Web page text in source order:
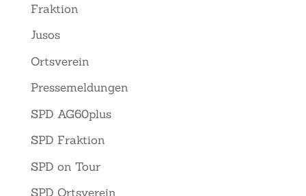
Fraktion
Jusos
Ortsverein
Pressemeldungen
SPD AG60plus
SPD Fraktion
SPD on Tour
SPD Ortsverein